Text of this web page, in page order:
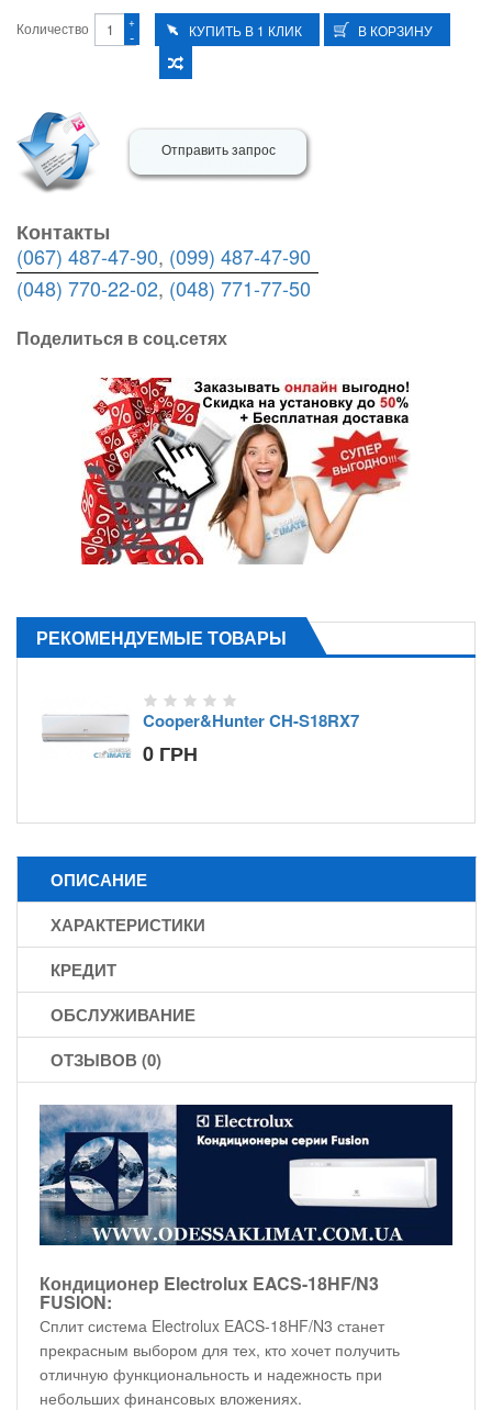
Количество -
+
Отправить запрос
Контакты
(067) 487-47-90, (099) 487-47-90
(048) 770-22-02, (048) 771-77-50
Поделиться в соц.сетях
РЕКОМЕНДУЕМЫЕ ТОВАРЫ
Cooper&Hunter CH-S18RX7
0 ГРН
ОПИСАНИЕ
ХАРАКТЕРИСТИКИ
КРЕДИТ
ОБСЛУЖИВАНИЕ
ОТЗЫВОВ (0)
Кондиционер Electrolux EACS-18HF/N3
FUSION:
Сплит система Electrolux EACS-18HF/N3 станет
прекрасным выбором для тех, кто хочет получить
отличную функциональность и надежность при
небольших финансовых вложениях.